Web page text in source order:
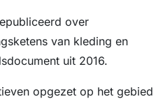
over
van kleding en
uit 2016.
opgezet op het gebied